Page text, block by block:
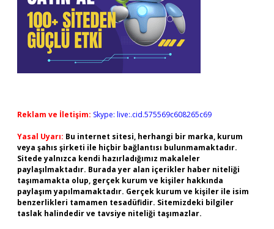
Reklam ve İletişim: Skype: live:.cid.575569c608265c69
Yasal Uyarı: Bu internet sitesi, herhangi bir marka, kurum
veya şahıs şirketi ile hiçbir bağlantısı bulunmamaktadır.
Sitede yalnızca kendi hazırladığımız makaleler
paylaşılmaktadır. Burada yer alan içerikler haber niteliği
taşımamakta olup, gerçek kurum ve kişiler hakkında
paylaşım yapılmamaktadır. Gerçek kurum ve kişiler ile isim
benzerlikleri tamamen tesadüfidir. Sitemizdeki bilgiler
taslak halindedir ve tavsiye niteliği taşımazlar.